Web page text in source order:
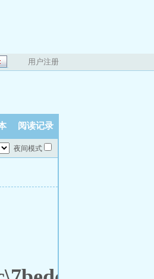
用户注册
阅读记录
夜间模式